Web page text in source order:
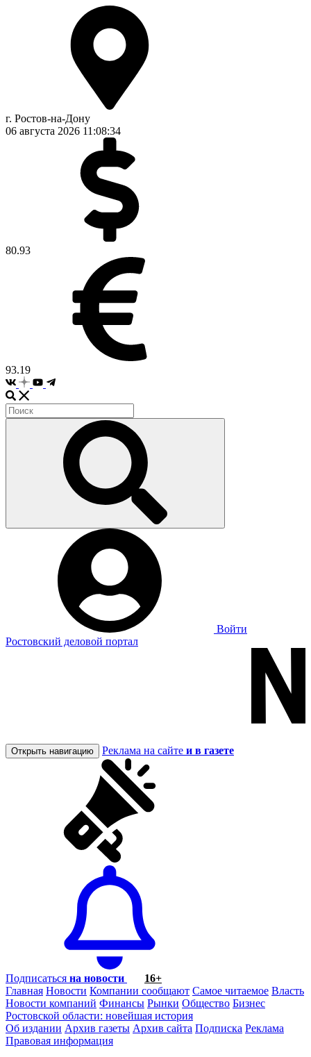
г. Ростов-на-Дону
06 августа 2026 11:08:35
80.93
93.19
Войти
Ростовский деловой портал
Открыть навигацию Реклама на сайте и в газете
Подписаться на новости
16+
Главная Новости Компании сообщают Самое читаемое Власть
Новости компаний Финансы Рынки Общество Бизнес
Ростовской области: новейшая история
Об издании Архив газеты Архив сайта Подписка Реклама
Правовая информация